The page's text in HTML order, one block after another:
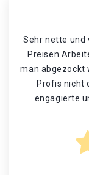
Sehr nette und
Preisen
man abgezockt
Profis nicht
engagierte